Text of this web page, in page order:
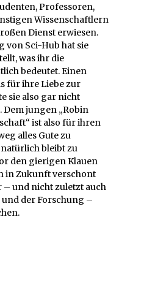
Professoren,
Wissenschaftlern
Dienst erwiesen.
von Sci-Hub hat sie
was ihr die
bedeutet. Einen
für ihre Liebe zur
sie also gar nicht
jungen „Robin
ist also für ihren
alles Gute zu
bleibt zu
den gierigen Klauen
in Zukunft verschont
– und nicht zuletzt auch
und der Forschung –